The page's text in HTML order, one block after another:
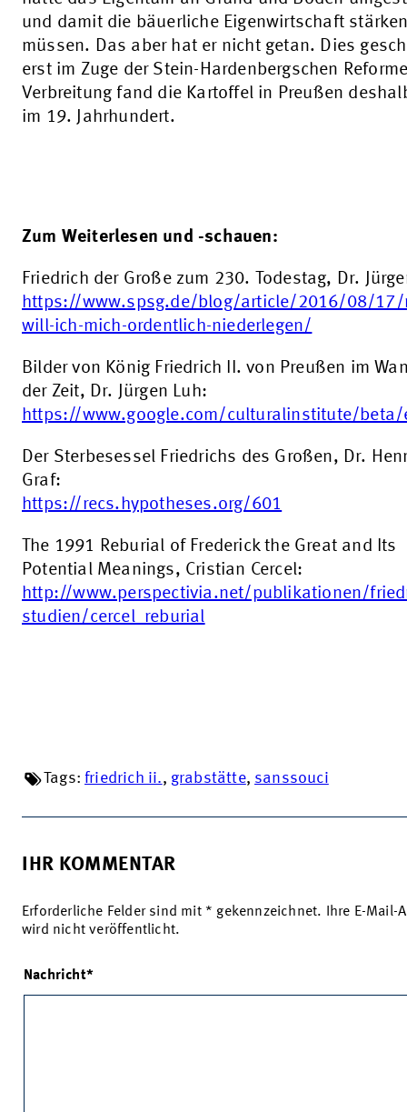
und damit die bäuerliche Eigenwirtschaft
müssen. Das aber hat er nicht getan. Dies
erst im Zuge der Stein-Hardenbergschen
Verbreitung fand die Kartoffel in Preußen
im 19. Jahrhundert.
Zum Weiterlesen und -schauen:
Friedrich der Große zum 230. Todestag, Dr.
https://www.spsg.de/blog/article/2016/08/17/
will-ich-mich-ordentlich-niederlegen/
Bilder von König Friedrich II. von Preußen im
der Zeit, Dr. Jürgen Luh:
https://www.google.com/culturalinstitute/beta/
Der Sterbesessel Friedrichs des Großen, Dr.
Graf:
https://recs.hypotheses.org/601
The 1991 Reburial of Frederick the Great and Its
Potential Meanings, Cristian Cercel:
http://www.perspectivia.net/publikationen/
studien/cercel_reburial
Tags: friedrich ii., grabstätte, sanssouci
IHR KOMMENTAR
Erforderliche Felder sind mit * gekennzeichnet. Ihre E-Mail-
wird nicht veröffentlicht.
Nachricht